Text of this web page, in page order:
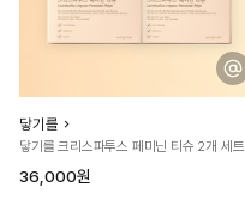
닿기를
닿기를 크리스파투스 페미닌 티슈 2개 세트
36,000원